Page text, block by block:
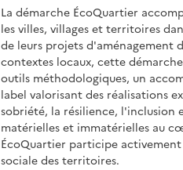
La démarche ÉcoQuartier
les villes, villages et territoires
de leurs projets d'aménagement
contextes locaux, cette
outils méthodologiques, un
label valorisant des réalisations
sobriété, la résilience, l'inclusion
matérielles et immatérielles au
ÉcoQuartier participe
sociale des territoires.